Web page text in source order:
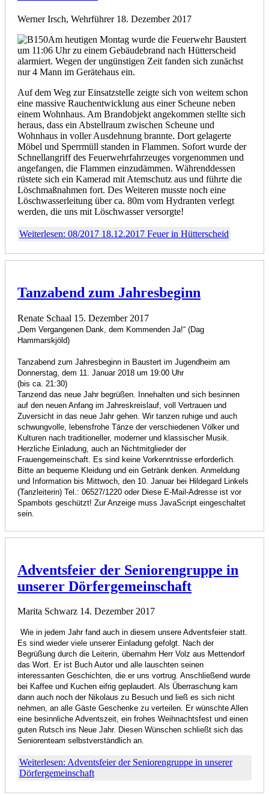
Werner Irsch, Wehrführer 18. Dezember 2017
Am heutigen Montag wurde die Feuerwehr Baustert
um 11:06 Uhr zu einem Gebäudebrand nach Hütterscheid
alarmiert. Wegen der ungünstigen Zeit fanden sich zunächst
nur 4 Mann im Gerätehaus ein.
Auf dem Weg zur Einsatzstelle zeigte sich von weitem schon
eine massive Rauchentwicklung aus einer Scheune neben
einem Wohnhaus. Am Brandobjekt angekommen stellte sich
heraus, dass ein Abstellraum zwischen Scheune und
Wohnhaus in voller Ausdehnung brannte. Dort gelagerte
Möbel und Sperrmüll standen in Flammen. Sofort wurde der
Schnellangriff des Feuerwehrfahrzeuges vorgenommen und
angefangen, die Flammen einzudämmen. Währenddessen
rüstete sich ein Kamerad mit Atemschutz aus und führte die
Löschmaßnahmen fort. Des Weiteren musste noch eine
Löschwasserleitung über ca. 80m vom Hydranten verlegt
werden, die uns mit Löschwasser versorgte!
Weiterlesen: 08/2017 18.12.2017 Feuer in Hütterscheid
Tanzabend zum Jahresbeginn
Renate Schaal 15. Dezember 2017
„Dem Vergangenen Dank, dem Kommenden Ja!“ (Dag
Hammarskjöld)
Tanzabend zum Jahresbeginn in Baustert im Jugendheim am
Donnerstag, dem 11. Januar 2018 um 19:00 Uhr
(bis ca. 21:30)
Tanzend das neue Jahr begrüßen. Innehalten und sich besinnen
auf den neuen Anfang im Jahreskreislauf, voll Vertrauen und
Zuversicht in das neue Jahr gehen. Wir tanzen ruhige und auch
schwungvolle, lebensfrohe Tänze der verschiedenen Völker und
Kulturen nach traditioneller, moderner und klassischer Musik.
Herzliche Einladung, auch an Nichtmitglieder der
Frauengemeinschaft. Es sind keine Vorkenntnisse erforderlich.
Bitte an bequeme Kleidung und ein Getränk denken. Anmeldung
und Information bis Mittwoch, den 10. Januar bei Hildegard Linkels
(Tanzleiterin) Tel.: 06527/1220 oder Diese E-Mail-Adresse ist vor
Spambots geschützt! Zur Anzeige muss JavaScript eingeschaltet
sein.
Adventsfeier der Seniorengruppe in
unserer Dörfergemeinschaft
Marita Schwarz 14. Dezember 2017
Wie in jedem Jahr fand auch in diesem unsere Adventsfeier statt.
Es sind wieder viele unserer Einladung gefolgt. Nach der
Begrüßung durch die Leiterin, übernahm Herr Volz aus Mettendorf
das Wort. Er ist Buch Autor und alle lauschten seinen
interessanten Geschichten, die er uns vortrug. Anschließend wurde
bei Kaffee und Kuchen eifrig geplaudert. Als Überraschung kam
dann auch noch der Nikolaus zu Besuch und ließ es sich nicht
nehmen, an alle Gäste Geschenke zu verteilen. Er wünschte Allen
eine besinnliche Adventszeit, ein frohes Weihnachtsfest und einen
guten Rutsch ins Neue Jahr. Diesen Wünschen schließt sich das
Seniorenteam selbstverständlich an.
Weiterlesen: Adventsfeier der Seniorengruppe in unserer
Dörfergemeinschaft